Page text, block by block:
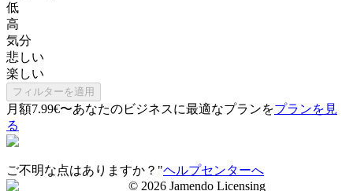
低
高
気分
悲しい
楽しい
フィルターを適用
月額7.99€〜あなたのビジネスに最適なプランをプランを見
る
ご不明な点はありますか？"ヘルプセンターへ
© 2026 Jamendo Licensing